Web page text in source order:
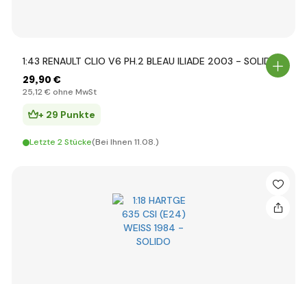
1:43 RENAULT CLIO V6 PH.2 BLEAU ILIADE 2003 - SOLIDO
29,90 €
25,12 € ohne MwSt
+ 29 Punkte
Letzte 2 Stücke(Bei Ihnen 11.08.)